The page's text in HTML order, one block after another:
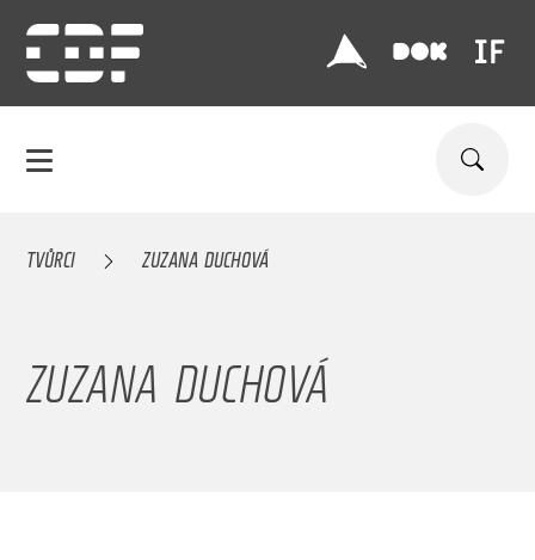
TVŮRCI ZUZANA DUCHOVÁ
ZUZANA DUCHOVÁ